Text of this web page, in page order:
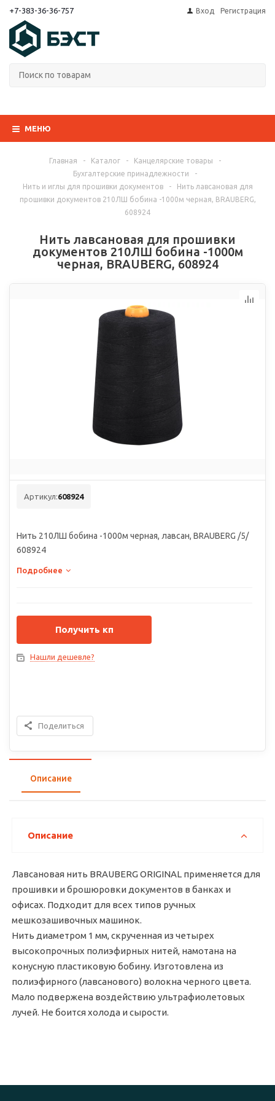
+7-383-36-36-757 Вход Регистрация
МЕНЮ
Главная - Каталог - Канцелярские товары
-
Бухгалтерские принадлежности
-
Нить и иглы для прошивки документов
-
Нить лавсановая для
прошивки документов 210ЛШ бобина -1000м черная, BRAUBERG,
608924
Нить лавсановая для прошивки
документов 210ЛШ бобина -1000м
черная, BRAUBERG, 608924
Артикул:608924
Нить 210ЛШ бобина -1000м черная, лавсан, BRAUBERG /5/
608924
Подробнее
Получить кп
Нашли дешевле?
Поделиться
Описание
Описание
Лавсановая нить BRAUBERG ORIGINAL применяется для
прошивки и брошюровки документов в банках и
офисах. Подходит для всех типов ручных
мешкозашивочных машинок.
Нить диаметром 1 мм, скрученная из четырех
высокопрочных полиэфирных нитей, намотана на
конусную пластиковую бобину. Изготовлена из
полиэфирного (лавсанового) волокна черного цвета.
Мало подвержена воздействию ультрафиолетовых
лучей. Не боится холода и сырости.